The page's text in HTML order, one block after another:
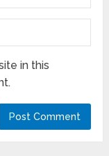
in this